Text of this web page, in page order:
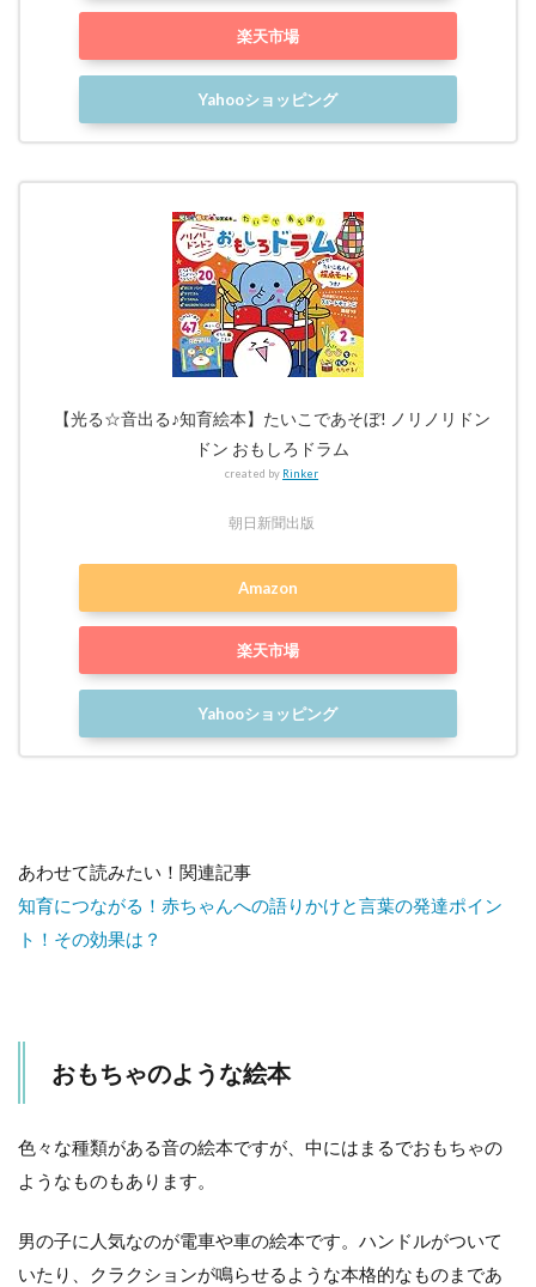
楽天市場
Yahooショッピング
【光る☆音出る♪知育絵本】たいこであそぼ! ノリノリドン
ドン おもしろドラム
created by Rinker
朝日新聞出版
Amazon
楽天市場
Yahooショッピング
あわせて読みたい！関連記事
知育につながる！赤ちゃんへの語りかけと言葉の発達ポイン
ト！その効果は？
おもちゃのような絵本
色々な種類がある音の絵本ですが、中にはまるでおもちゃの
ようなものもあります。
男の子に人気なのが電車や車の絵本です。ハンドルがついて
いたり、クラクションが鳴らせるような本格的なものまであ